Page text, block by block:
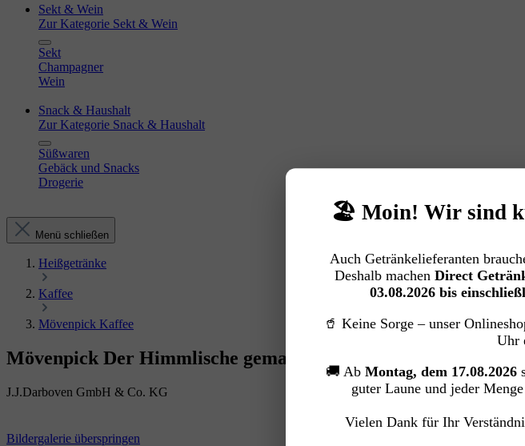
Sekt & Wein
Zur Kategorie Sekt & Wein
Sekt
Champagner
Wein
Snack & Haushalt
Zur Kategorie Snack & Haushalt
Süßwaren
Gebäck und Snacks
Drogerie
Menü schließen
Heißgetränke
Kaffee
Mövenpick Kaffee
Mövenpick Der Himmlische gemahlen (500 g.)
J.J.Darboven GmbH & Co. KG
Bildergalerie überspringen
🏖️ Moin! Wir sind
Auch Getränkelieferanten
Deshalb machen Direct
03.08.2026 bis
🥤 Keine Sorge – unser
Uhr
🚚 Ab Montag, dem 17.08.2026
guter Laune und jeder
Vielen Dank für Ihr